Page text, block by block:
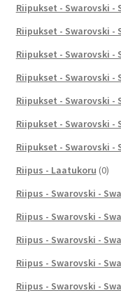
Riipukset - Swarovski -
Riipukset - Swarovski -
Riipukset - Swarovski -
Riipukset - Swarovski -
Riipukset - Swarovski -
Riipukset - Swarovski -
Riipukset - Swarovski -
Riipus - Laatukoru (0)
Riipus - Swarovski -
Riipus - Swarovski -
Riipus - Swarovski -
Riipus - Swarovski -
Riipus - Swarovski -